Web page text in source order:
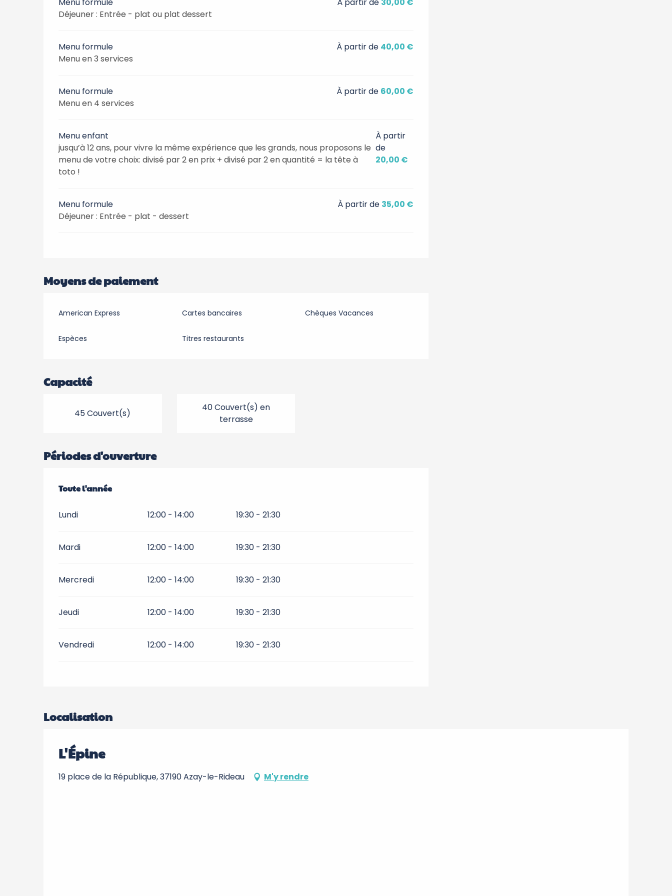
Déjeuner : Entrée - plat ou plat dessert
Menu formule
Menu en 3 services
À partir de 40,00 €
Menu formule
Menu en 4 services
À partir de 60,00 €
Menu enfant
jusqu’à 12 ans, pour vivre la même expérience que les grands, nous proposons le
menu de votre choix: divisé par 2 en prix + divisé par 2 en quantité = la tête à
toto !
À partir
de
20,00 €
Menu formule
Déjeuner : Entrée - plat - dessert
À partir de 35,00 €
Moyens de paiement
American Express Cartes bancaires Chèques Vacances
Espèces Titres restaurants
Capacité
45 Couvert(s)
40 Couvert(s) en
terrasse
Périodes d'ouverture
Toute l'année
Toute l'année
Lundi 12:00 - 14:00 19:30 - 21:30
Mardi 12:00 - 14:00 19:30 - 21:30
Mercredi 12:00 - 14:00 19:30 - 21:30
Jeudi 12:00 - 14:00 19:30 - 21:30
Vendredi 12:00 - 14:00 19:30 - 21:30
Localisation
L'Épine
19 place de la République, 37190 Azay-le-Rideau M'y rendre